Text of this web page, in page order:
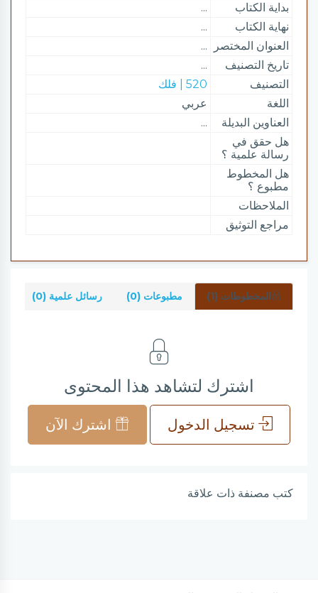
بداية الكتاب
...
نهاية الكتاب
...
العنوان المختصر
...
تاريخ التصنيف
...
التصنيف
520 | فلك
اللغة
عربي
العناوين البديلة
...
هل حقق في
رسالة علمية ؟
هل المخطوط
مطبوع ؟
الملاحظات
مراجع التوثيق
المخطوطات (1) مطبوعات (0) رسائل علمية (0)
اشترك لتشاهد هذا المحتوى
تسجيل الدخول اشترك الآن
كتب مصنفة ذات علاقة